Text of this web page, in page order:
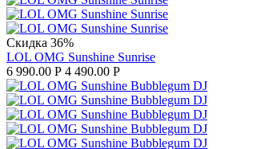
Скидка 36%
LOL OMG Sunshine Sunrise
6 990.00 Р 4 490.00 Р